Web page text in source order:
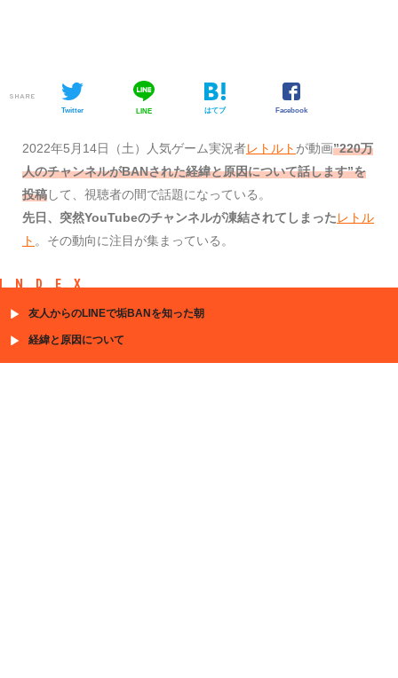
SHARE
Twitter LINE はてブ Facebook
2022年5月14日（土）人気ゲーム実況者レトルト が動画”220万
人のチャンネルがBANされた経緯と原因について話します”を
投稿して、視聴者の間で話題になっている。
先日、突然YouTubeのチャンネルが凍結されてしまったレトル
ト 。その動向に注目が集まっている。
INDEX
友人からのLINEで垢BANを知った朝
経緯と原因について